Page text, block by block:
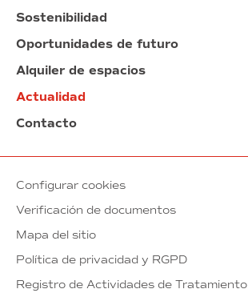
Sostenibilidad
Oportunidades de futuro
Alquiler de espacios
Actualidad
Contacto
Configurar cookies
Verificación de documentos
Mapa del sitio
Política de privacidad y RGPD
Registro de Actividades de Tratamiento